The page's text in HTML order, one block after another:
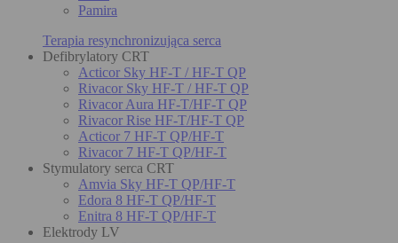
Pamira
Terapia resynchronizująca serca
Defibrylatory CRT
Acticor Sky HF-T / HF-T QP
Rivacor Sky HF-T / HF-T QP
Rivacor Aura HF-T/HF-T QP
Rivacor Rise HF-T/HF-T QP
Acticor 7 HF-T QP/HF-T
Rivacor 7 HF-T QP/HF-T
Stymulatory serca CRT
Amvia Sky HF-T QP/HF-T
Edora 8 HF-T QP/HF-T
Enitra 8 HF-T QP/HF-T
Elektrody LV